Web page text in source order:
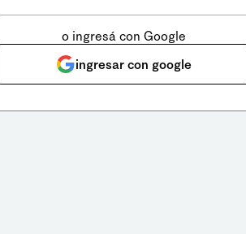
o ingresá con Google
ingresar con google